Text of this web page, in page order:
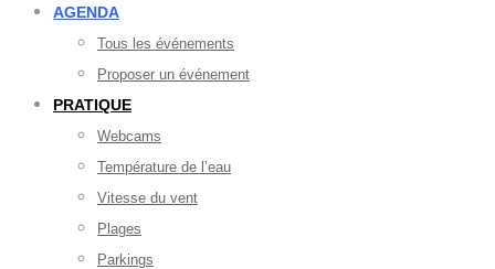
AGENDA
Tous les événements
Proposer un événement
PRATIQUE
Webcams
Température de l’eau
Vitesse du vent
Plages
Parkings